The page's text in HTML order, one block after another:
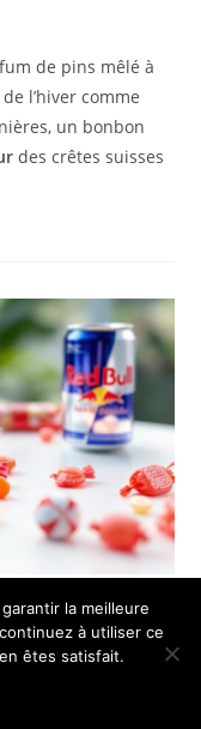
de pins mêlé à
l’hiver comme
un bonbon
des crêtes suisses
Bull :
energy
la meilleure
à utiliser ce
êtes satisfait.